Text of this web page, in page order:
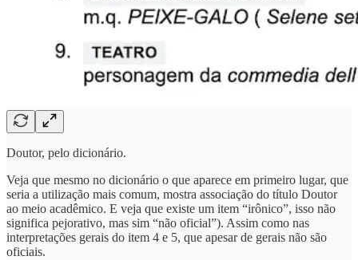
Doutor, pelo dicionário.
Veja que mesmo no dicionário o que aparece em primeiro lugar, que
seria a utilização mais comum, mostra associação do título Doutor
ao meio acadêmico. E veja que existe um item “irônico”, isso não
significa pejorativo, mas sim “não oficial”). Assim como nas
interpretações gerais do item 4 e 5, que apesar de gerais não são
oficiais.